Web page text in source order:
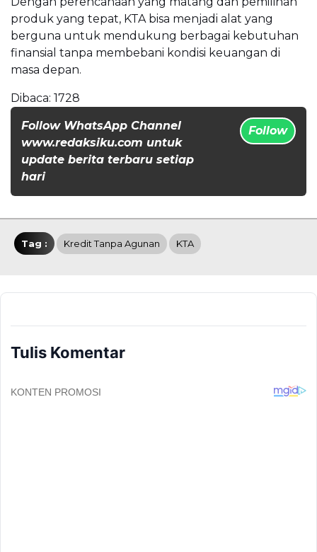
produk yang tepat, KTA bisa menjadi alat yang
berguna untuk mendukung berbagai kebutuhan
finansial tanpa membebani kondisi keuangan di
masa depan.
Dibaca: 1728
Follow WhatsApp Channel
www.redaksiku.com untuk
update berita terbaru setiap
hari
Follow
Tag : Kredit Tanpa Agunan KTA
Tulis Komentar